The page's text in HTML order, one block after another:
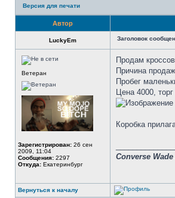
Версия для печати
Автор
LuckyEm Заголовок
Ветеран
Зарегистрирован: 26 сен
2009, 11:04
Сообщения: 2297
Откуда: Екатеринбург
Продам
Причина
Пробег
Цена 4000,
Коробка
Converse
Вернуться к началу